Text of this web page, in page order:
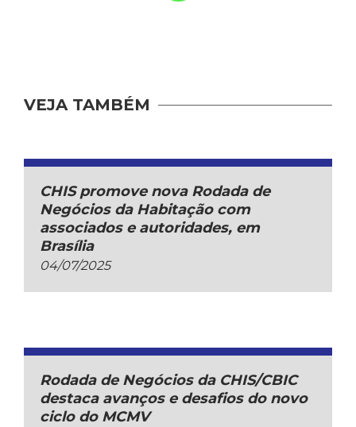
VEJA TAMBÉM
CHIS promove nova Rodada de
Negócios da Habitação com
associados e autoridades, em
Brasília
04/07/2025
Rodada de Negócios da CHIS/CBIC
destaca avanços e desafios do novo
ciclo do MCMV